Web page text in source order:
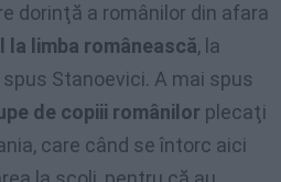
dorinţă a românilor din afara
la limba românească, la
Stanoevici. A mai spus
de copiii românilor plecaţi
care când se întorc aici